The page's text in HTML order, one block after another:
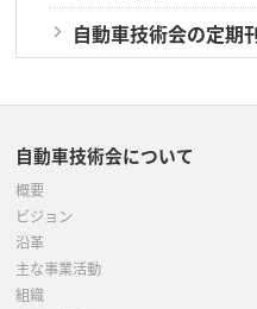
自動車技術会の定期
自動車技術会について
概要
ビジョン
沿革
主な事業活動
組織